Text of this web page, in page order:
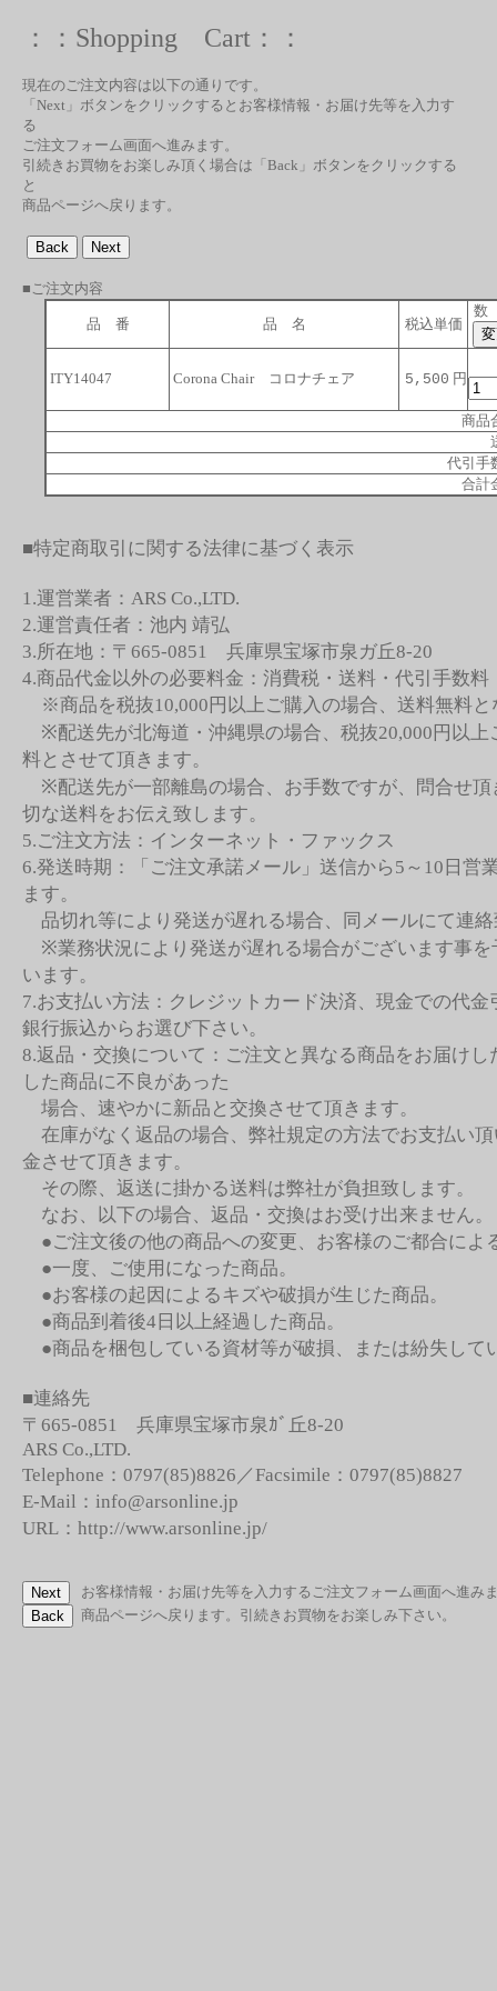
：：Shopping Cart：：
現在のご注文内容は以下の通りです。
「Next」ボタンをクリックするとお客様情報・お届け先等を入力す
る
ご注文フォーム画面へ進みます。
引続きお買物をお楽しみ頂く場合は「Back」ボタンをクリックする
と
商品ページへ戻ります。
■ご注文内容
品 番 品 名 税込単価
数
ITY14047 Corona Chair コロナチェア 5,500 円
商品
代引手
合計
■特定商取引に関する法律に基づく表示
1.運営業者：ARS Co.,LTD.
2.運営責任者：池内 靖弘
3.所在地：〒665-0851 兵庫県宝塚市泉ガ丘8-20
4.商品代金以外の必要料金：消費税・送料・代引手数料
※商品を税抜10,000円以上ご購入の場合、送料無料と
※配送先が北海道・沖縄県の場合、税抜20,000円以上
料とさせて頂きます。
※配送先が一部離島の場合、お手数ですが、問合せ頂
切な送料をお伝え致します。
5.ご注文方法：インターネット・ファックス
6.発送時期：「ご注文承諾メール」送信から5～10日営
ます。
品切れ等により発送が遅れる場合、同メールにて連
※業務状況により発送が遅れる場合がございます事を
います。
7.お支払い方法：クレジットカード決済、現金での代金
銀行振込からお選び下さい。
8.返品・交換について：ご注文と異なる商品をお届けし
した商品に不良があった
場合、速やかに新品と交換させて頂きます。
在庫がなく返品の場合、弊社規定の方法でお支払い
金させて頂きます。
その際、返送に掛かる送料は弊社が負担致します。
なお、以下の場合、返品・交換はお受け出来ません。
●ご注文後の他の商品への変更、お客様のご都合によ
●一度、ご使用になった商品。
●お客様の起因によるキズや破損が生じた商品。
●商品到着後4日以上経過した商品。
●商品を梱包している資材等が破損、または紛失して
■連絡先
〒665-0851 兵庫県宝塚市泉ｶﾞ丘8-20
ARS Co.,LTD.
Telephone：0797(85)8826／Facsimile：0797(85)8827
E-Mail：info@arsonline.jp
URL：http://www.arsonline.jp/
お客様情報・お届け先等を入力するご注文フォーム画面へ進み
商品ページへ戻ります。引続きお買物をお楽しみ下さい。